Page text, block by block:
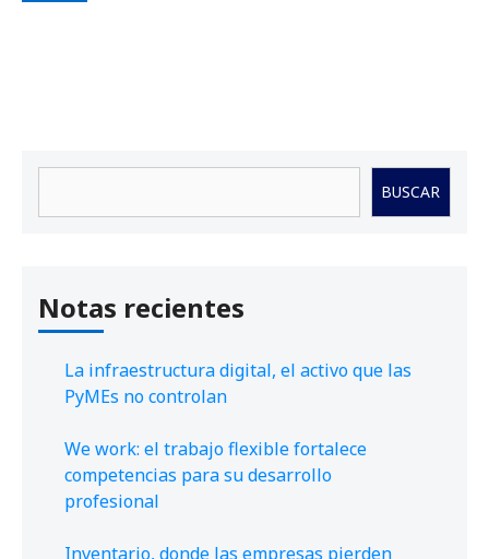
BUSCAR
Notas recientes
La infraestructura digital, el activo que las
PyMEs no controlan
We work: el trabajo flexible fortalece
competencias para su desarrollo
profesional
Inventario, donde las empresas pierden